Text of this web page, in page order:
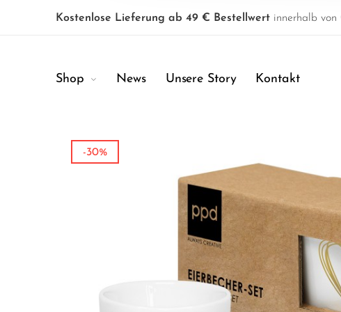
Kostenlose Lieferung ab 49 € Bestellwert innerhalb von
Shop News Unsere Story Kontakt
-30%